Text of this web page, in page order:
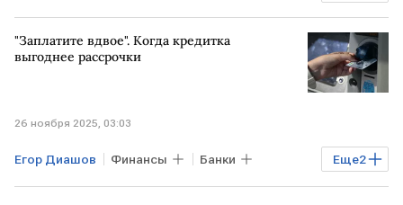
центральные банки Курсы валют
"Заплатите вдвое". Когда кредитка
выгоднее рассрочки
26 ноября 2025, 03:03
Еще2
Егор Диашов Финансы Банки
Опора России рассрочка